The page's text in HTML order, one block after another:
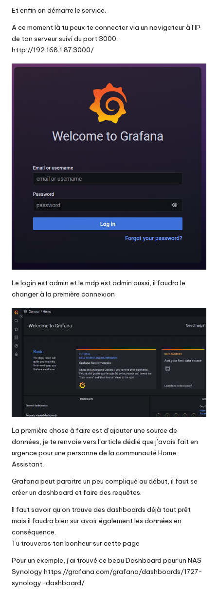
Et enfin on démarre le service.
A ce moment là tu peux te connecter via un navigateur à l’IP
de ton serveur suivi du port 3000.
http://192.168.1.87:3000/
Le login est admin et le mdp est admin aussi, il faudra le
changer à la première connexion
La première chose à faire est d’ajouter une source de
données, je te renvoie vers l’article dédié que j’avais fait en
urgence pour une personne de la communauté Home
Assistant.
Grafana peut paraitre un peu compliqué au début, il faut se
créer un dashboard et faire des requêtes.
Il faut savoir qu’on trouve des dashboards déjà tout prêt
mais il faudra bien sur avoir également les données en
conséquence.
Tu trouveras ton bonheur surcette page
Pour un exemple, j’ai trouvé ce beau Dashboard pour un NAS
Synology https://grafana.com/grafana/dashboards/1727-
synology-dashboard/